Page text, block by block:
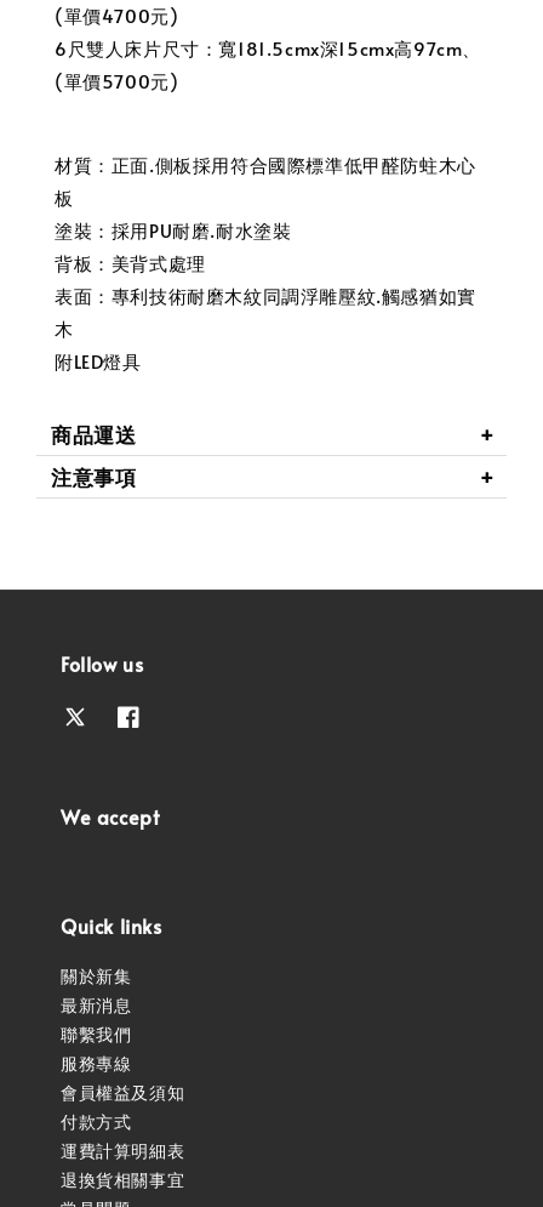
(單價4700元)
6尺雙人床片尺寸：寬181.5cmx深15cmx高97cm、
(單價5700元)
材質：正面.側板採用符合國際標準低甲醛防蛀木心
板
塗裝：採用PU耐磨.耐水塗裝
背板：美背式處理
表面：專利技術耐磨木紋同調浮雕壓紋.觸感猶如實
木
附LED燈具
商品運送
注意事項
Follow us
We accept
Quick links
關於新集
最新消息
聯繫我們
服務專線
會員權益及須知
付款方式
運費計算明細表
退換貨相關事宜